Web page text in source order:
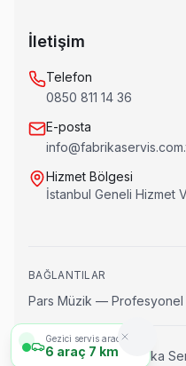
İletişim
Telefon
0850 811 14 36
E-posta
Hizmet Bölgesi
İstanbul Geneli Hizmet
BAĞLANTILAR
Pars Müzik — Profesyonel
© 2024 Fabrika
Gezici servis aracımız
6 araç 7 km